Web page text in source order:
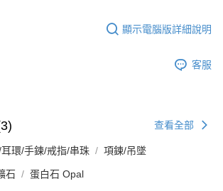
顯示電腦版詳細說明
客服
查看全部
環/手鍊/戒指/串珠 項鍊/吊墜
石 蛋白石 Opal